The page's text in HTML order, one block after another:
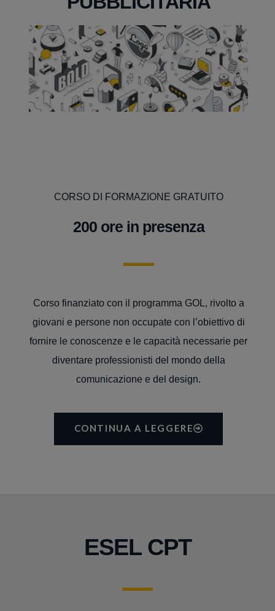
CORSO DI FORMAZIONE GRATUITO
200 ore in presenza
Corso finanziato con il programma GOL, rivolto a
giovani e persone non occupate con l’obiettivo di
fornire le conoscenze e le capacità necessarie per
diventare professionisti del mondo della
comunicazione e del design.
CONTINUA A LEGGERE
ESEL CPT